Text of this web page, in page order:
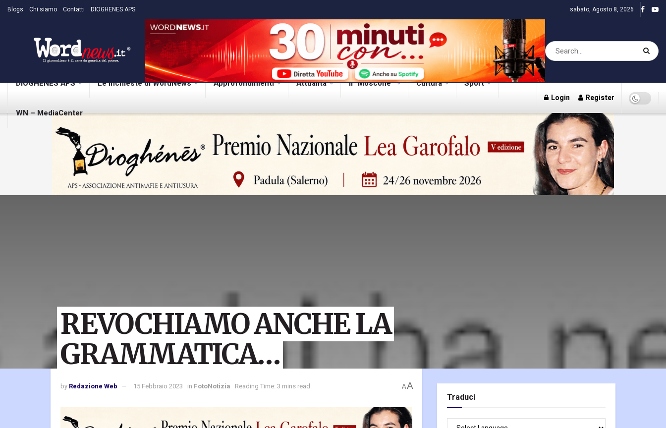
Blogs Chi siamo Contatti DIOGHENES APS sabato, Agosto 8, 2026
DIOGHENES APS Le inchieste di WordNews Approfondimenti Attualità Il “Moscone” Cultura Sport
WN – MediaCenter
Login Register
REVOCHIAMO ANCHE LA
GRAMMATICA…
by Redazione Web 15 Febbraio 2023 in FotoNotizia Reading Time: 3 mins read AA
Traduci